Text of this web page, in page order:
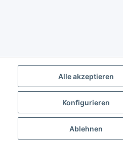
Alle akzeptieren
Konfigurieren
Ablehnen